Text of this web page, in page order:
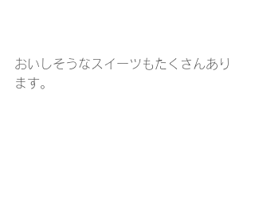
おいしそうなスイーツもたくさんあり
ます。